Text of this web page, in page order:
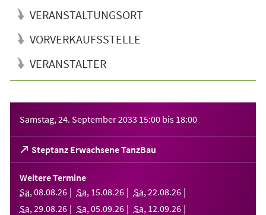
VERANSTALTUNGSORT
VORVERKAUFSSTELLE
VERANSTALTER
Samstag, 24. September 2033 15:00 bis 18:00
Steptanz Erwachsene TanzBau
(Öffnet
in
einem
neuen
Tab)
Weitere Termine
Sa, 08.08.26 Sa, 15.08.26 Sa, 22.08.26
Sa, 29.08.26 Sa, 05.09.26 Sa, 12.09.26